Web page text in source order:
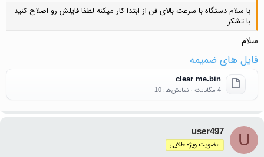
با سلام دستگاه با سرعت بالای فن از ابتدا کار میکنه لطفا فایلش رو اصلاح کنید
با تشکر
سلام
فایل های ضمیمه
clear me.bin
4 مگابایت · نمایش‌ها: 10
U
user497
عضویت ویژه طلایی